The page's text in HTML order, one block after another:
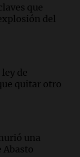
pagarque
del
de
quitar otro
una
Abasto